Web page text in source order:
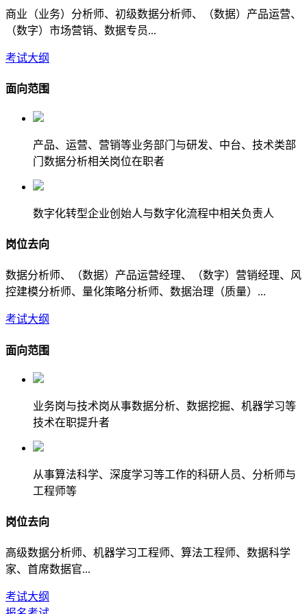
商业（业务）分析师、初级数据分析师、（数据）产品运营、
（数字）市场营销、数据专员...
考试大纲
面向范围
产品、运营、营销等业务部门与研发、中台、技术类部
门数据分析相关岗位在职者
数字化转型企业创始人与数字化流程中相关负责人
岗位去向
数据分析师、（数据）产品运营经理、（数字）营销经理、风
控建模分析师、量化策略分析师、数据治理（质量）...
考试大纲
面向范围
业务岗与技术岗从事数据分析、数据挖掘、机器学习等
技术在职提升者
从事算法科学、深度学习等工作的科研人员、分析师与
工程师等
岗位去向
高级数据分析师、机器学习工程师、算法工程师、数据科学
家、首席数据官...
考试大纲